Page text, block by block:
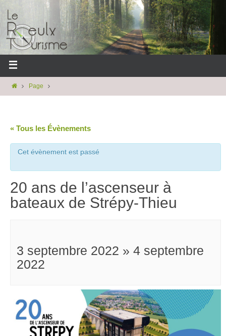
Page
« Tous les Évènements
Cet évènement est passé
20 ans de l’ascenseur à
bateaux de Strépy-Thieu
3 septembre 2022 » 4 septembre
2022